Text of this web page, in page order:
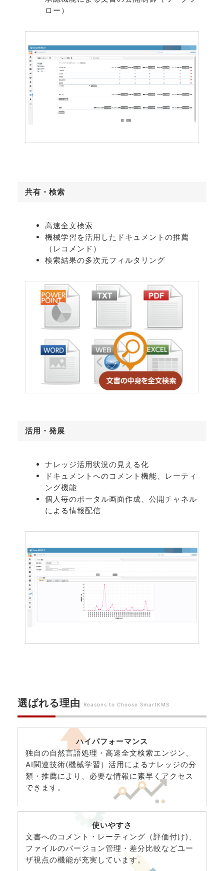
ロー）
共有・検索
高速全文検索
機械学習を活用したドキュメントの推薦
（レコメンド）
検索結果の多次元フィルタリング
活用・発展
ナレッジ活用状況の見える化
ドキュメントへのコメント機能、レーティ
ング機能
個人毎のポータル画面作成、公開チャネル
による情報配信
選ばれる理由 Reasons to Choose SmartKMS
ハイパフォーマンス
独自の自然言語処理・高速全文検索エンジン、
AI関連技術(機械学習）活用によるナレッジの分
類・推薦により、必要な情報に素早くアクセス
できます。
使いやすさ
文書へのコメント・レーティング（評価付け)、
ファイルのバージョン管理・差分比較などユー
ザ視点の機能が充実しています。